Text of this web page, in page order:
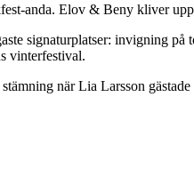
anda. Elov & Beny kliver
signaturplatser: invigning
vinterfestival.
när Lia Larsson